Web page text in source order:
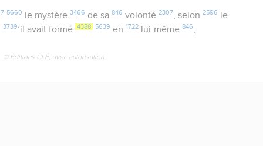
5660 le mystère 3466 de sa 846 volonté 2307 , selon 2596 le
3739’il avait formé 4388 5639 en 1722 lui-même846,
© Éditions CLÉ, avec autorisation